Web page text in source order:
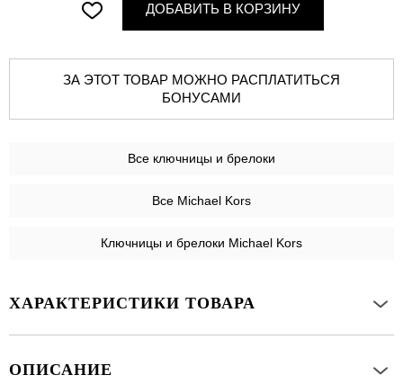
ДОБАВИТЬ В КОРЗИНУ
ЗА ЭТОТ ТОВАР МОЖНО РАСПЛАТИТЬСЯ
БОНУСАМИ
Все ключницы и брелоки
Все Michael Kors
Ключницы и брелоки Michael Kors
ХАРАКТЕРИСТИКИ ТОВАРА
ОПИСАНИЕ